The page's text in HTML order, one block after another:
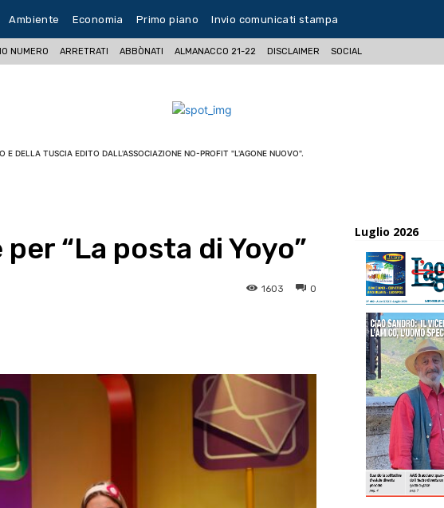
Ambiente Economia Primo piano Invio comunicati stampa
NUMERO ARRETRATI ABBÒNATI ALMANACCO 21-22 DISCLAIMER SOCIAL
E DELLA TUSCIA EDITO DALL'ASSOCIAZIONE NO-PROFIT "L'AGONE NUOVO".
“La posta di Yoyo”
0
1603
Tumblr
Luglio 2026